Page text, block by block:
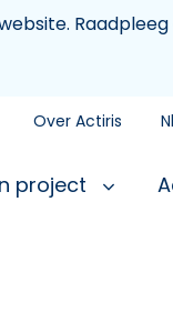
Raadpleeg
Over Actiris Nl
project